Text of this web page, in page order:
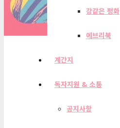
강같은 평화
에브리북
계간지
독자지원 & 소통
공지사항